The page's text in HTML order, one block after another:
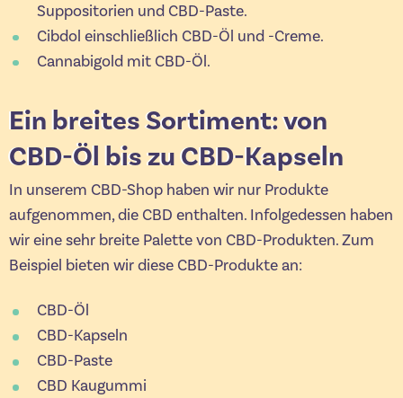
Suppositorien und CBD-Paste.
Cibdol einschließlich CBD-Öl und -Creme.
Cannabigold mit CBD-Öl.
Ein breites Sortiment: von
CBD-Öl bis zu CBD-Kapseln
In unserem CBD-Shop haben wir nur Produkte
aufgenommen, die CBD enthalten. Infolgedessen haben
wir eine sehr breite Palette von CBD-Produkten. Zum
Beispiel bieten wir diese CBD-Produkte an:
CBD-Öl
CBD-Kapseln
CBD-Paste
CBD Kaugummi